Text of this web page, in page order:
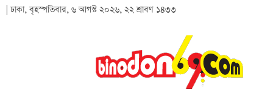
| ঢাকা, বৃহস্পতিবার, ৬ আগস্ট ২০২৬, ২২ শ্রাবণ ১৪৩৩